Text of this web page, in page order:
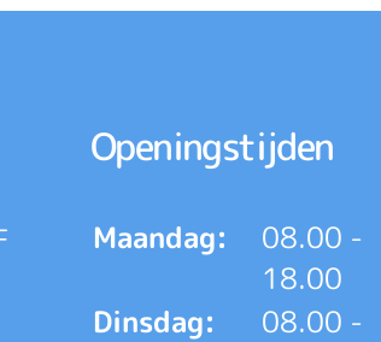
Openingstijden
Maandag:
08.00 -
18.00
Dinsdag:
08.00 -